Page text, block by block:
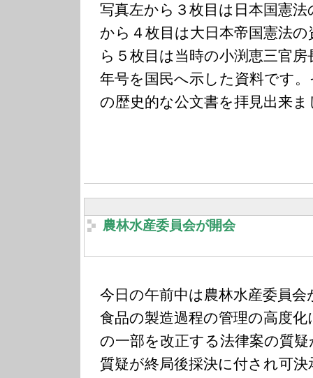
写真左から３枚目は日本国憲
から４枚目は大日本帝国憲法
ら５枚目は当時の小渕恵三官
年号を国民へ示した資料です
の歴史的な公文書を拝見出来
農林水産委員会が開会
今日の午前中は農林水産委員
食品の製造過程の管理の高度
の一部を改正する法律案の質
質疑が終局後採決に付され可